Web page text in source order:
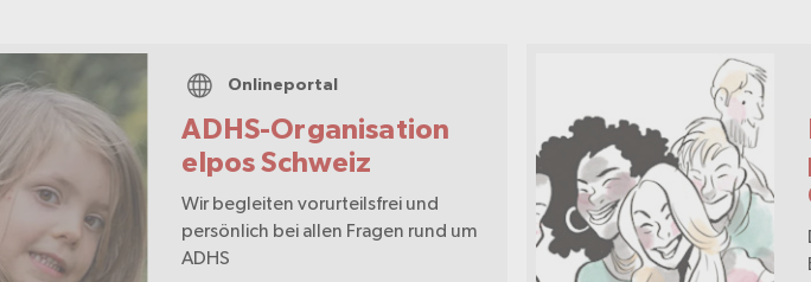
ADHS-Organisation
elpos Schweiz
Onlineportal
Wir begleiten vorurteilsfrei und
persönlich bei allen Fragen rund um
ADHS